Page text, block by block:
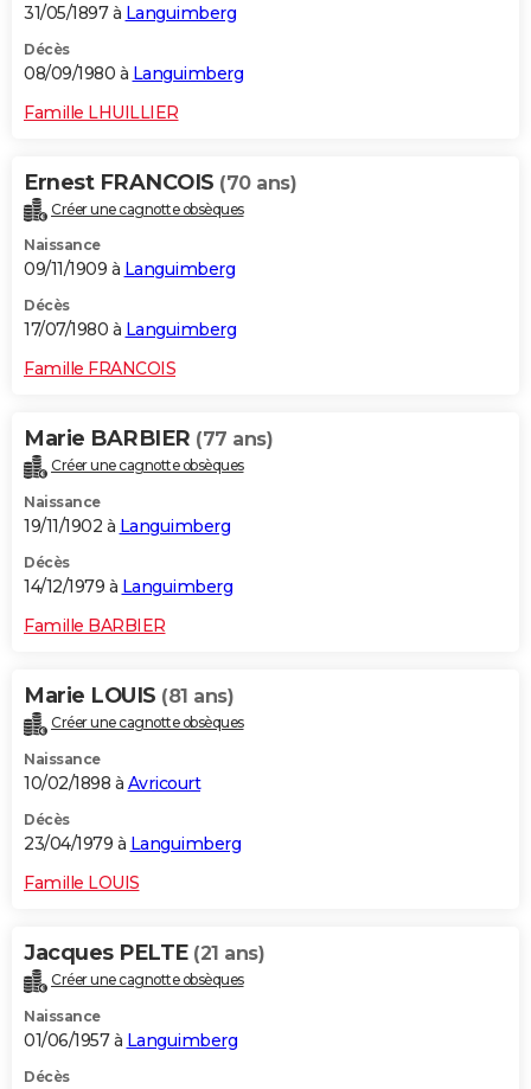
31/05/1897 à Languimberg
Décès
08/09/1980 à Languimberg
Famille LHUILLIER
Ernest FRANCOIS (70 ans)
Créer une cagnotte obsèques
Naissance
09/11/1909 à Languimberg
Décès
17/07/1980 à Languimberg
Famille FRANCOIS
Marie BARBIER (77 ans)
Créer une cagnotte obsèques
Naissance
19/11/1902 à Languimberg
Décès
14/12/1979 à Languimberg
Famille BARBIER
Marie LOUIS (81 ans)
Créer une cagnotte obsèques
Naissance
10/02/1898 à Avricourt
Décès
23/04/1979 à Languimberg
Famille LOUIS
Jacques PELTE (21 ans)
Créer une cagnotte obsèques
Naissance
01/06/1957 à Languimberg
Décès